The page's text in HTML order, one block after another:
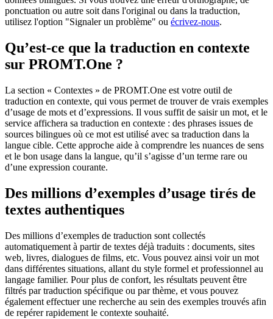
ponctuation ou autre soit dans l'original ou dans la traduction,
utilisez l'option "Signaler un problème" ou écrivez-nous.
Qu’est-ce que la traduction en contexte
sur PROMT.One ?
La section « Contextes » de PROMT.One est votre outil de
traduction en contexte, qui vous permet de trouver de vrais exemples
d’usage de mots et d’expressions. Il vous suffit de saisir un mot, et le
service affichera sa traduction en contexte : des phrases issues de
sources bilingues où ce mot est utilisé avec sa traduction dans la
langue cible. Cette approche aide à comprendre les nuances de sens
et le bon usage dans la langue, qu’il s’agisse d’un terme rare ou
d’une expression courante.
Des millions d’exemples d’usage tirés de
textes authentiques
Des millions d’exemples de traduction sont collectés
automatiquement à partir de textes déjà traduits : documents, sites
web, livres, dialogues de films, etc. Vous pouvez ainsi voir un mot
dans différentes situations, allant du style formel et professionnel au
langage familier. Pour plus de confort, les résultats peuvent être
filtrés par traduction spécifique ou par thème, et vous pouvez
également effectuer une recherche au sein des exemples trouvés afin
de repérer rapidement le contexte souhaité.